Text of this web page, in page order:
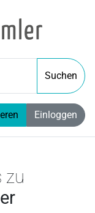
Suchen
Einloggen
zu